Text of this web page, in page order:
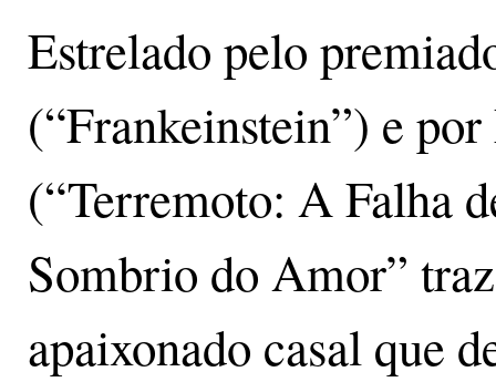
Estrelado pelo
(“Frankeinstein”) e
(“Terremoto: A Falha
Sombrio do Amor”
apaixonado casal que